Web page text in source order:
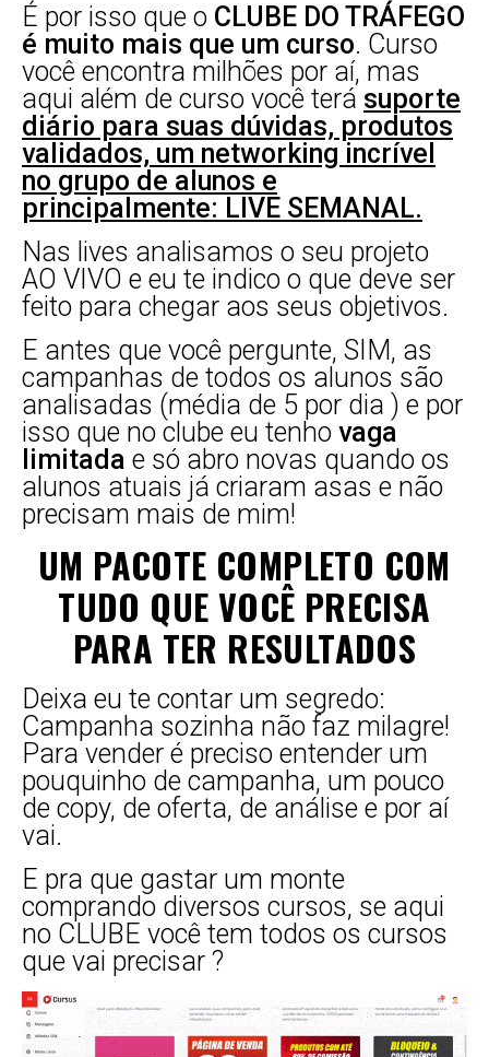
É por isso que o CLUBE DO TRÁFEGO
é muito mais que um curso. Curso
você encontra milhões por aí, mas
aqui além de curso você terá suporte
diário para suas dúvidas, produtos
validados, um networking incrível
no grupo de alunos e
principalmente: LIVE SEMANAL.
Nas lives analisamos o seu projeto
AO VIVO e eu te indico o que deve ser
feito para chegar aos seus objetivos.
E antes que você pergunte, SIM, as
campanhas de todos os alunos são
analisadas (média de 5 por dia ) e por
isso que no clube eu tenho vaga
limitada e só abro novas quando os
alunos atuais já criaram asas e não
precisam mais de mim!
UM PACOTE COMPLETO COM
TUDO QUE VOCÊ PRECISA
PARA TER RESULTADOS
Deixa eu te contar um segredo:
Campanha sozinha não faz milagre!
Para vender é preciso entender um
pouquinho de campanha, um pouco
de copy, de oferta, de análise e por aí
vai.
E pra que gastar um monte
comprando diversos cursos, se aqui
no CLUBE você tem todos os cursos
que vai precisar ?